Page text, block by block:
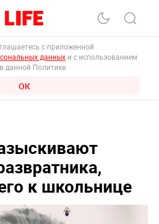
с приложенной
данных и с использованием
данной Политике.
ОК
к школьнице